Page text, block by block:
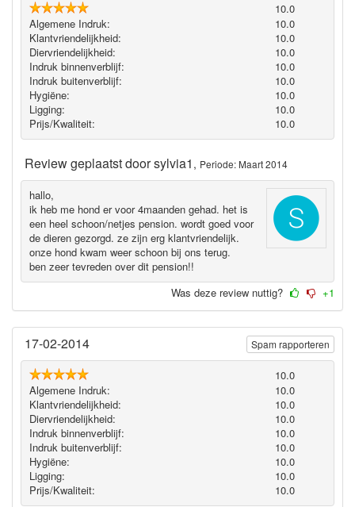
10.0
Algemene Indruk:
10.0
Klantvriendelijkheid:
10.0
Diervriendelijkheid:
10.0
Indruk binnenverblijf:
10.0
Indruk buitenverblijf:
10.0
Hygiëne‎:
10.0
Ligging:
10.0
Prijs/Kwaliteit:
10.0
Review geplaatst doorsylvia1 , Periode: Maart 2014
hallo,
ik heb me hond er voor 4maanden gehad. het is
een heel schoon/netjes pension. wordt goed voor
de dieren gezorgd. ze zijn erg klantvriendelijk.
onze hond kwam weer schoon bij ons terug.
ben zeer tevreden over dit pension!!
Was deze review nuttig? +1
17-02-2014
10.0
Algemene Indruk:
10.0
Klantvriendelijkheid:
10.0
Diervriendelijkheid:
10.0
Indruk binnenverblijf:
10.0
Indruk buitenverblijf:
10.0
Hygiëne‎:
10.0
Ligging:
10.0
Prijs/Kwaliteit:
10.0
Spam rapporteren